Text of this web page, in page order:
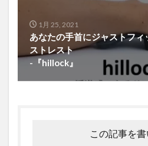
1月 25, 2021
あなたの手首にジャストフ
ストレスト
-『hillock』
この記事を書